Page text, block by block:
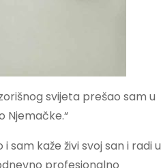
svijeta prešao sam u
Njemačke.“
kaže živi svoj san i radi u
profesionalno